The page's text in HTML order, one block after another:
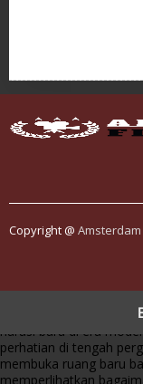
Copyright @ Amsterdam
dari
narasi baru di era
perhatian di tengah
membuka ruang baru
memperlihatkan